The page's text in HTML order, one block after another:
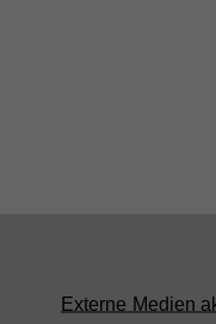
Externe Medien